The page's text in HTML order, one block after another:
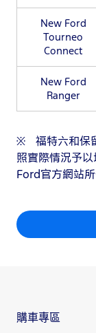
New Ford
Tourneo
Connect
New Ford
Ranger
※ 福特六和保
照實際情況予
Ford官方網站所
購車專區